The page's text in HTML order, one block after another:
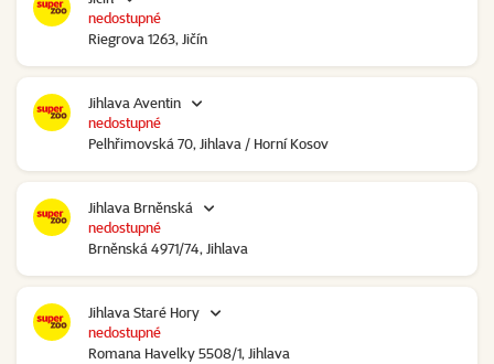
Riegrova 1263, Jičín
nedostupné
Jihlava Aventin
Pelhřimovská 70, Jihlava / Horní Kosov
nedostupné
Jihlava Brněnská
Brněnská 4971/74, Jihlava
nedostupné
Jihlava Staré Hory
Romana Havelky 5508/1, Jihlava
nedostupné